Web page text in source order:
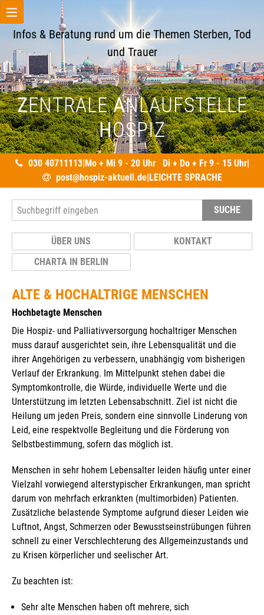
Infos & Beratung rund um die Themen Sterben, Tod
und Trauer
ZENTRALEANLAUFSTELLE
HOSPIZ
030 40711113|Mo + Mi 9 - 20 Uhr Di + Do + Fr 9 - 15 Uhr|
post@hospiz-aktuell.de|LEICHTE SPRACHE
ÜBER UNS
KONTAKT
CHARTA IN BERLIN
SUCHE
ALTE & HOCHALTRIGE MENSCHEN
Hochbetagte Menschen
Die Hospiz- und Palliativversorgung hochaltriger Menschen
muss darauf ausgerichtet sein, ihre Lebensqualität und die
ihrer Angehörigen zu verbessern, unabhängig vom bisherigen
Verlauf der Erkrankung. Im Mittelpunkt stehen dabei die
Symptomkontrolle, die Würde, individuelle Werte und die
Unterstützung im letzten Lebensabschnitt. Ziel ist nicht die
Heilung um jeden Preis, sondern eine sinnvolle Linderung von
Leid, eine respektvolle Begleitung und die Förderung von
Selbstbestimmung, sofern das möglich ist.
Menschen in sehr hohem Lebensalter leiden häufig unter einer
Vielzahl vorwiegend alterstypischer Erkrankungen, man spricht
darum von mehrfach erkrankten (multimorbiden) Patienten.
Zusätzliche belastende Symptome aufgrund dieser Leiden wie
Luftnot, Angst, Schmerzen oder Bewusstseinstrübungen führen
schnell zu einer Verschlechterung des Allgemeinzustands und
zu Krisen körperlicher und seelischer Art.
Zu beachten ist:
Sehr alte Menschen haben oft mehrere, sich